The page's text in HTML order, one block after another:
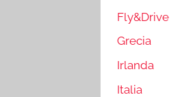
Fly&Drive
Grecia
Irlanda
Italia